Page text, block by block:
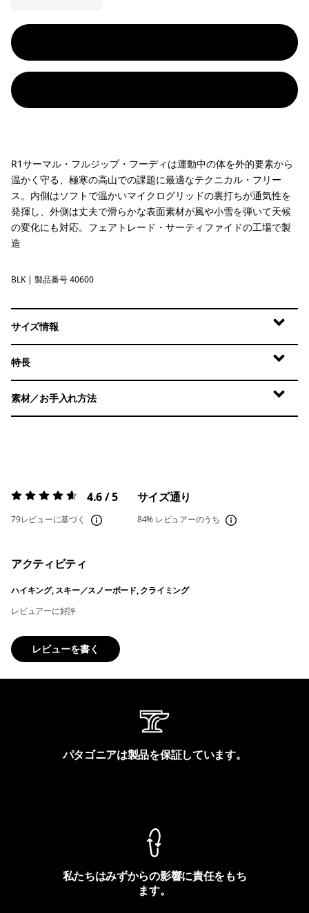
R1サーマル・フルジップ・フーディは運動中の体を外的要素から
温かく守る、極寒の高山での課題に最適なテクニカル・フリー
ス。内側はソフトで温かいマイクログリッドの裏打ちが通気性を
発揮し、外側は丈夫で滑らかな表面素材が風や小雪を弾いて天候
の変化にも対応。フェアトレード・サーティファイドの工場で製
造
Black
BLK | 製品番号 40600
サイズ情報
特長
素材／お手入れ方法
評価:4.6 / 5 4.6 / 5
79レビューに基づく
サイズ通り
84% レビュアーのうち
アクティビティ
ハイキング, スキー／スノーボード, クライミング
レビュアーに好評
レビューを書く
パタゴニアは製品を保証しています。
私たちはみずからの影響に責任をもち
ます。